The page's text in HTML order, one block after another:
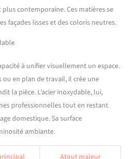
contemporaine. Ces matières se
façades lisses et des coloris neutres.
à unifier visuellement un espace.
en plan de travail, il crée une
la pièce. L’acier inoxydable, lui,
professionnelles tout en restant
domestique. Sa surface
ambiante.